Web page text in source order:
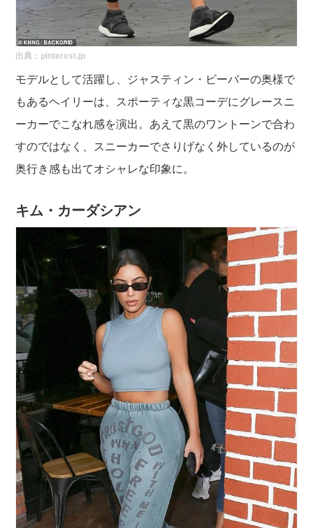
出典：pinterest.jp
モデルとして活躍し、ジャスティン・ビーバーの奥様で
もあるヘイリーは、スポーティな黒コーデにグレースニ
ーカーでこなれ感を演出。あえて黒のワントーンで合わ
すのではなく、スニーカーでさりげなく外しているのが
奥行き感も出てオシャレな印象に。
キム・カーダシアン